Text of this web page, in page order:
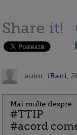
Share it!
autor: iBani ,
Mai multe despre:
#TTIP
#acord